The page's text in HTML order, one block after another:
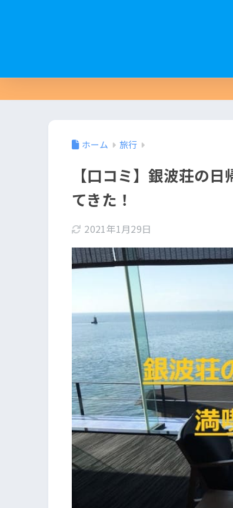
ホーム 旅行
【口コミ】銀波荘の
てきた！
2021年1月29日